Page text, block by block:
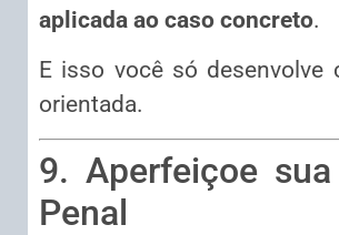
aplicada ao caso concreto.
E isso você só desenvolve
orientada.
9. Aperfeiçoe
Penal